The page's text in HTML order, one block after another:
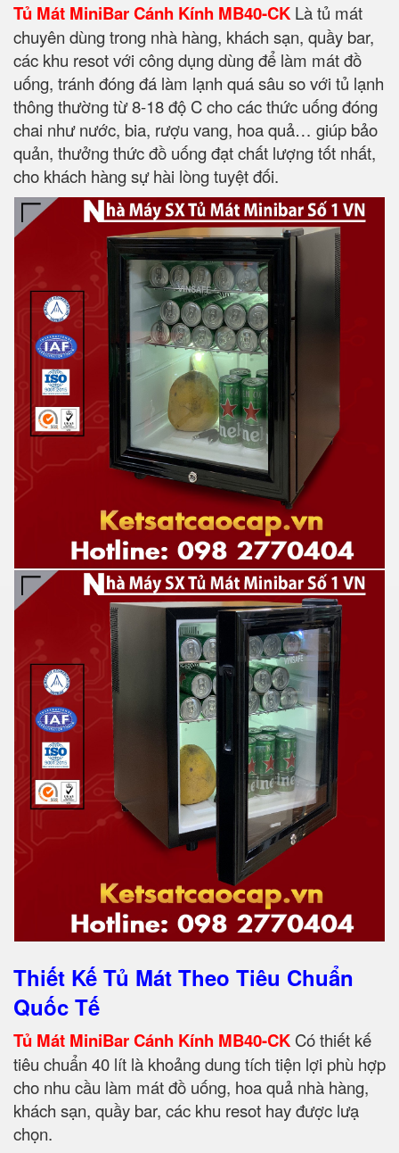
Tủ Mát MiniBar Cánh Kính MB40-CK Là tủ mát
chuyên dùng trong nhà hàng, khách sạn, quầy bar,
các khu resot với công dụng dùng để làm mát đồ
uống, tránh đóng đá làm lạnh quá sâu so với tủ lạnh
thông thường từ 8-18 độ C cho các thức uống đóng
chai như nước, bia, rượu vang, hoa quả… giúp bảo
quản, thưởng thức đồ uống đạt chất lượng tốt nhất,
cho khách hàng sự hài lòng tuyệt đối.
Thiết Kế Tủ Mát Theo Tiêu Chuẩn
Quốc Tế
Tủ Mát MiniBar Cánh Kính MB40-CK Có thiết kế
tiêu chuẩn 40 lít là khoảng dung tích tiện lợi phù hợp
cho nhu cầu làm mát đồ uống, hoa quả nhà hàng,
khách sạn, quầy bar, các khu resot hay được lưạ
chọn.